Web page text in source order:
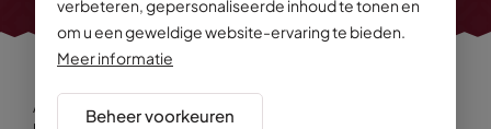
verbeteren, gepersonaliseerde inhoud te tonen en
om u een geweldige website-ervaring te bieden.
Meer informatie
Beheer voorkeuren
Alle rechten voorbehouden